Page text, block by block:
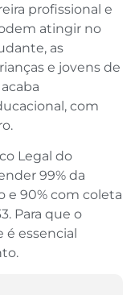
profissional e
atingir no
as
e jovens de
com
Legal do
99% da
e 90% com coleta
Para que o
é essencial